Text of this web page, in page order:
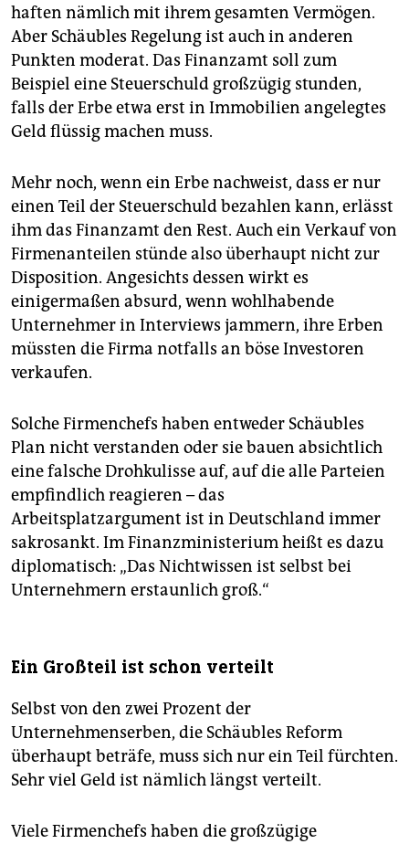
haften nämlich mit ihrem gesamten Vermögen.
Aber Schäubles Regelung ist auch in anderen
Punkten moderat. Das Finanzamt soll zum
Beispiel eine Steuerschuld großzügig stunden,
falls der Erbe etwa erst in Immobilien angelegtes
Geld flüssig machen muss.
Mehr noch, wenn ein Erbe nachweist, dass er nur
einen Teil der Steuerschuld bezahlen kann, erlässt
ihm das Finanzamt den Rest. Auch ein Verkauf von
Firmenanteilen stünde also überhaupt nicht zur
Disposition. Angesichts dessen wirkt es
einigermaßen absurd, wenn wohlhabende
Unternehmer in Interviews jammern, ihre Erben
müssten die Firma notfalls an böse Investoren
verkaufen.
Solche Firmenchefs haben entweder Schäubles
Plan nicht verstanden oder sie bauen absichtlich
eine falsche Drohkulisse auf, auf die alle Parteien
empfindlich reagieren – das
Arbeitsplatzargument ist in Deutschland immer
sakrosankt. Im Finanzministerium heißt es dazu
diplomatisch: „Das Nichtwissen ist selbst bei
Unternehmern erstaunlich groß.“
Ein Großteil ist schon verteilt
Selbst von den zwei Prozent der
Unternehmenserben, die Schäubles Reform
überhaupt beträfe, muss sich nur ein Teil fürchten.
Sehr viel Geld ist nämlich längst verteilt.
Viele Firmenchefs haben die großzügige